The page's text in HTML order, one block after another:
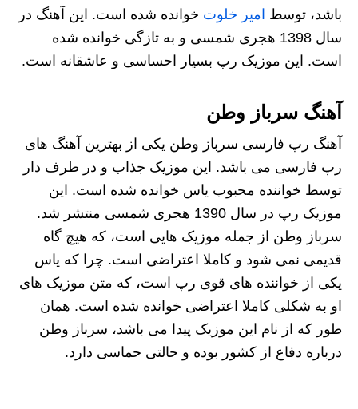
باشد، توسط امیر خلوت خوانده شده است. این آهنگ در
سال 1398 هجری شمسی و به تازگی خوانده شده
است. این موزیک رپ بسیار احساسی و عاشقانه است.
آهنگ سرباز وطن
آهنگ رپ فارسی سرباز وطن یکی از بهترین آهنگ های
رپ فارسی می باشد. این موزیک جذاب و در طرف دار
توسط خواننده محبوب یاس خوانده شده است. این
موزیک رپ در سال 1390 هجری شمسی منتشر شد.
سرباز وطن از جمله موزیک هایی است، که هیچ گاه
قدیمی نمی شود و کاملا اعتراضی است. چرا که یاس
یکی از خواننده های قوی رپ است، که متن موزیک های
او به شکلی کاملا اعتراضی خوانده شده است. همان
طور که از نام این موزیک پیدا می باشد، سرباز وطن
درباره دفاع از کشور بوده و حالتی حماسی دارد.